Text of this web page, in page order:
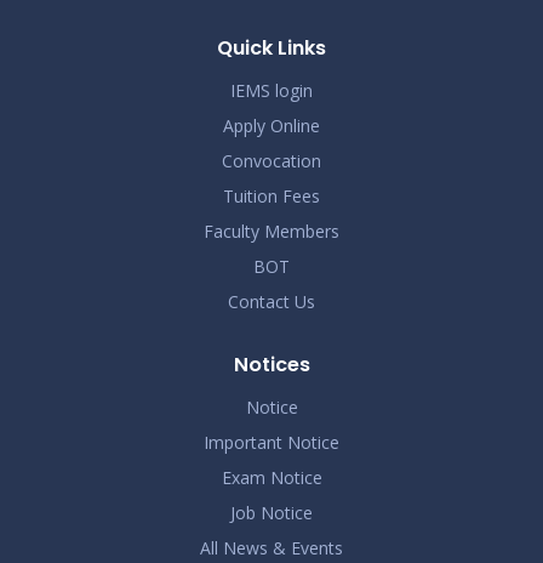
Quick Links
IEMS login
Apply Online
Convocation
Tuition Fees
Faculty Members
BOT
Contact Us
Notices
Notice
Important Notice
Exam Notice
Job Notice
All News & Events